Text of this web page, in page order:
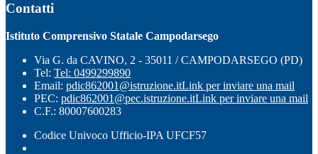
Contatti
Istituto Comprensivo Statale Campodarsego
Via G. da CAVINO, 2 - 35011 / CAMPODARSEGO (PD)
Tel: Tel: 0499299890
Email: pdic862001@istruzione.itLink per inviare una mail
PEC: pdic862001@pec.istruzione.itLink per inviare una mail
C.F.: 80007600283
Codice Univoco Ufficio-IPA UFCF57